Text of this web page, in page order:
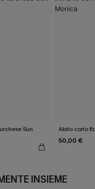
Sun Abito corto
50,00 €
INSIEME